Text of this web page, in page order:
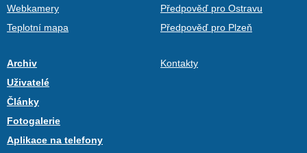
Webkamery
Teplotní mapa
Předpověď pro Ostravu
Předpověď pro Plzeň
Archiv
Uživatelé
Články
Fotogalerie
Aplikace na telefony
Kontakty